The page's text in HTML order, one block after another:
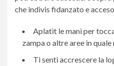
che indivis fidanzato e
Aplatit le mani per
zampa o altre aree in
Ti senti accrescere la